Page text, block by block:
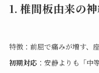
1. 椎間板由来の
特徴：前屈で痛みが増す、
初期対応 ：安静よりも「中